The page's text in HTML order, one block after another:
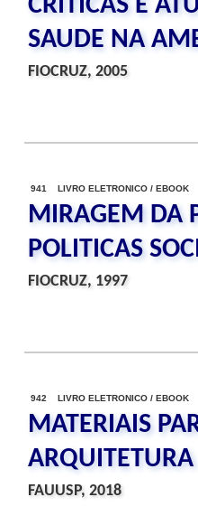
CRITICAS E
SAUDE NA
FIOCRUZ, 2005
941 LIVRO ELETRONICO / EBOOK
MIRAGEM DA
POLITICAS
FIOCRUZ, 1997
942 LIVRO ELETRONICO / EBOOK
MATERIAIS
ARQUITETURA
FAUUSP, 2018